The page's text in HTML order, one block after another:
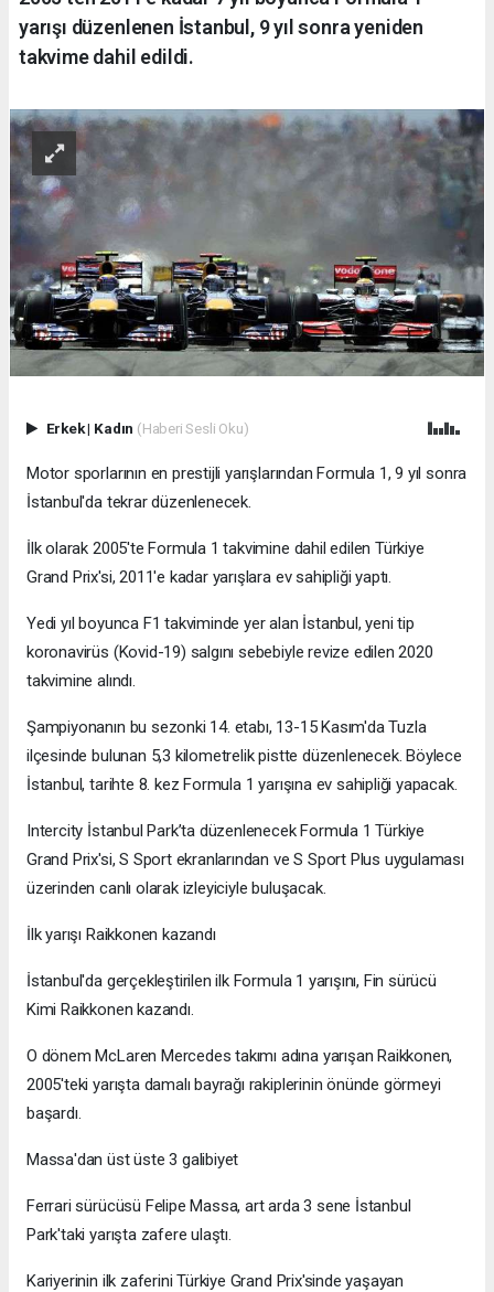
yarışı düzenlenen İstanbul, 9 yıl sonra yeniden
takvime dahil edildi.
Erkek| Kadın (Haberi Sesli Oku)
Motor sporlarının en prestijli yarışlarından Formula 1, 9 yıl sonra
İstanbul'da tekrar düzenlenecek.
İlk olarak 2005'te Formula 1 takvimine dahil edilen Türkiye
Grand Prix'si, 2011'e kadar yarışlara ev sahipliği yaptı.
Yedi yıl boyunca F1 takviminde yer alan İstanbul, yeni tip
koronavirüs (Kovid-19) salgını sebebiyle revize edilen 2020
takvimine alındı.
Şampiyonanın bu sezonki 14. etabı, 13-15 Kasım'da Tuzla
ilçesinde bulunan 5,3 kilometrelik pistte düzenlenecek. Böylece
İstanbul, tarihte 8. kez Formula 1 yarışına ev sahipliği yapacak.
Intercity İstanbul Park’ta düzenlenecek Formula 1 Türkiye
Grand Prix'si, S Sport ekranlarından ve S Sport Plus uygulaması
üzerinden canlı olarak izleyiciyle buluşacak.
İlk yarışı Raikkonen kazandı
İstanbul'da gerçekleştirilen ilk Formula 1 yarışını, Fin sürücü
Kimi Raikkonen kazandı.
O dönem McLaren Mercedes takımı adına yarışan Raikkonen,
2005'teki yarışta damalı bayrağı rakiplerinin önünde görmeyi
başardı.
Massa'dan üst üste 3 galibiyet
Ferrari sürücüsü Felipe Massa, art arda 3 sene İstanbul
Park'taki yarışta zafere ulaştı.
Kariyerinin ilk zaferini Türkiye Grand Prix'sinde yaşayan